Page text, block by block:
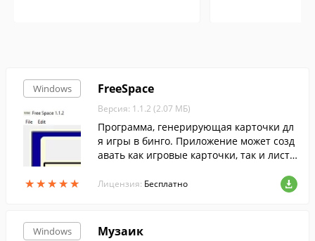
Windows
★★★★★
★★★★★
FreeSpace
Версия: 1.1.2 (2.07 МБ)
Программа, генерирующая карточки дл
я игры в бинго. Приложение может созд
авать как игровые карточки, так и листы
Лицензия: Бесплатно
Windows Музаик